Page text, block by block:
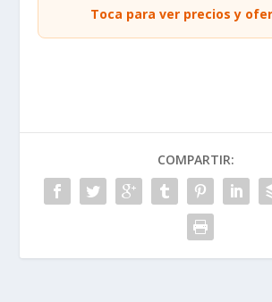
Toca para ver precios y
COMPARTIR: